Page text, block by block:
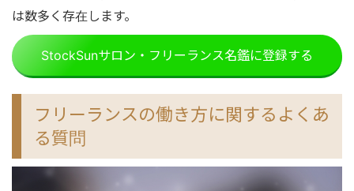
は数多く存在します。
StockSunサロン・フリーランス名鑑に登録する
フリーランスの働き方に関するよくあ
る質問